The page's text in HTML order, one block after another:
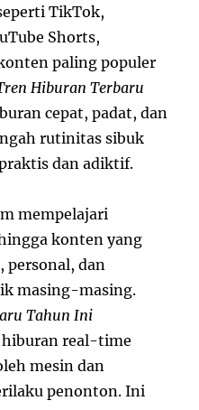
TikTok,
Shorts,
paling populer
Hiburan Terbaru
cepat, padat, dan
rutinitas sibuk
dan adiktif.
mempelajari
konten yang
personal, dan
masing-masing.
Tahun Ini
real-time
mesin dan
penonton. Ini